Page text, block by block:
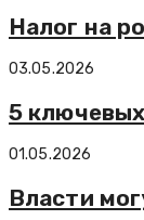
Налог на
03.05.2026
5
01.05.2026
Власти